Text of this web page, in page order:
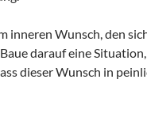
inneren Wunsch, den
darauf eine
dieser Wunsch in